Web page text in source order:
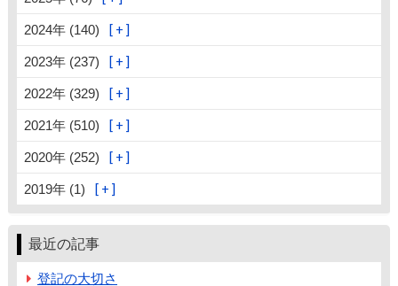
2024年 (140)
2023年 (237)
2022年 (329)
2021年 (510)
2020年 (252)
2019年 (1)
最近の記事
登記の大切さ